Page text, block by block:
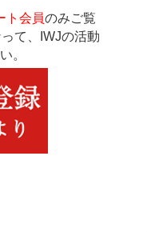
ト会員のみご覧
て、IWJの活動
。